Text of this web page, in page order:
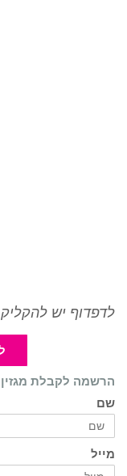
לדפדוף יש
הרשמה לקבלת מגזין
שם
מייל